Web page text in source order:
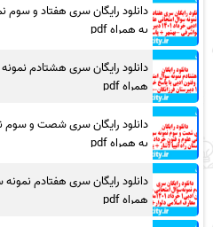
دانلود رایگان سری هفتاد و
به همراه pdf
دانلود رایگان سری هشتادم
همراه pdf
دانلود رایگان سری شصت و سوم
به همراه pdf
دانلود رایگان سری هفتادم
همراه pdf